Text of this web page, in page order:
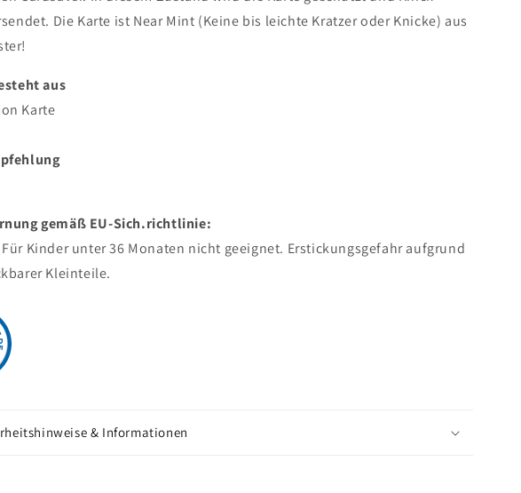
Die Karte ist Near Mint (Keine bis leichte Kratzer oder Knicke) aus
aus
Karte
gemäß EU-Sich.richtlinie:
Kinder unter 36 Monaten nicht geeignet. Erstickungsgefahr aufgrund
Kleinteile.
& Informationen